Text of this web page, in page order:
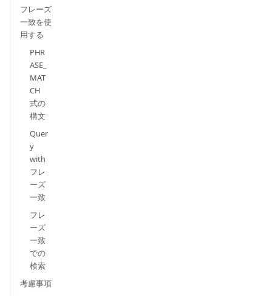
フレーズ
一致を使
用する
PHR
ASE_
MAT
CH
式の
構文
Quer
y
with
フレ
ーズ
一致
フレ
ーズ
一致
での
検索
考慮事項